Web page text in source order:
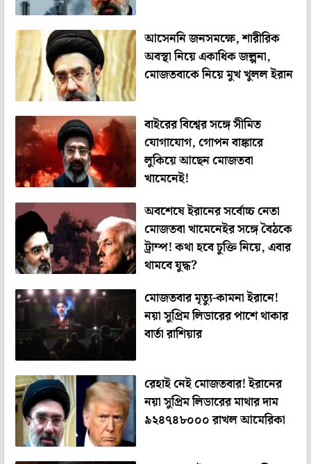
আসেননি জনসমক্ষে, শারীরিক
অবস্থা নিয়ে একাধিক জল্পনা,
মোজতবাকে নিয়ে মুখ খুলল ইরান
বাইরের বিশ্বের সঙ্গে সীমিত
যোগাযোগ, গোপন বাঙ্কারে
লুকিয়ে আছেন মোজতবা
খামেনেই!
অবশেষে ইরানের সর্বোচ্চ নেতা
মোজতবা খামেনেইর সঙ্গে বৈঠকে
ট্রাম্প! কথা হবে চুক্তি নিয়ে, এবার
থামবে যুদ্ধ?
মোজতবার মৃত্যু-কামনা ইরানে!
নয়া সুপ্রিম লিডারের পাশে থাকার
বার্তা রাশিয়ার
রেহাই নেই মোজতবার! ইরানের
নয়া সুপ্রিম লিডারের মাথার দাম
৯২৪৭৪৮০০০ রাখল আমেরিকা